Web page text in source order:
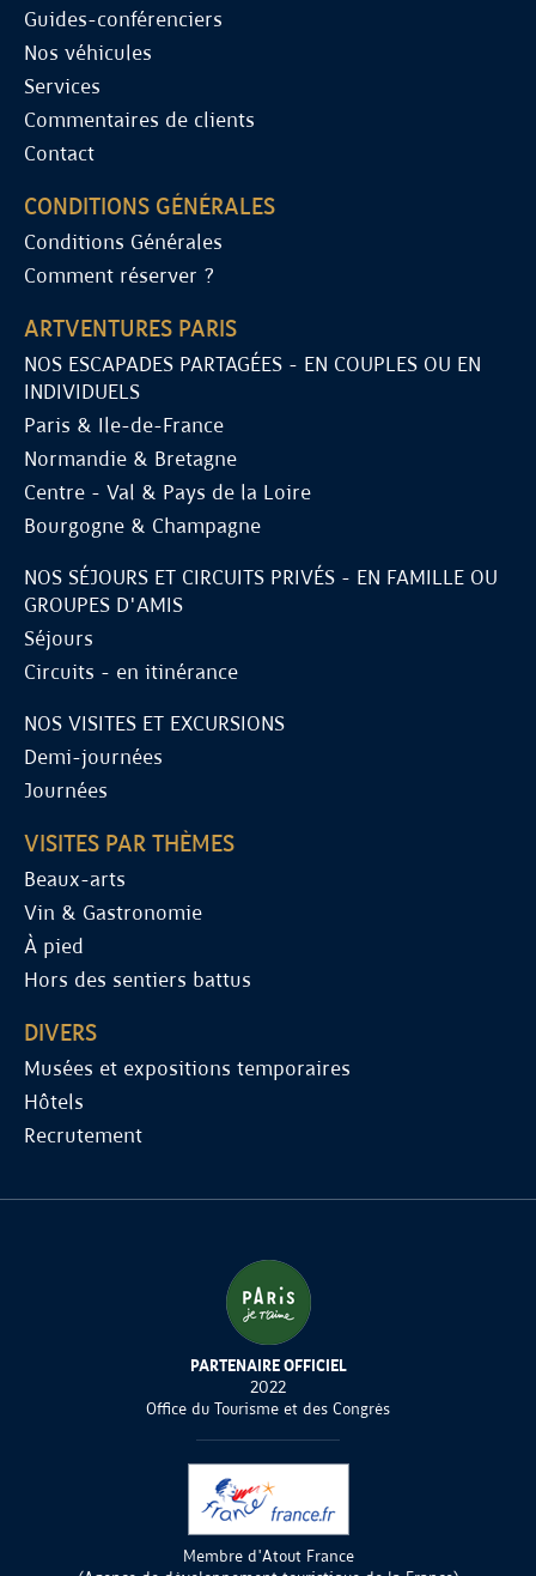
Guides-conférenciers
Nos véhicules
Services
Commentaires de clients
Contact
CONDITIONS GÉNÉRALES
Conditions Générales
Comment réserver ?
ARTVENTURES PARIS
NOS ESCAPADES PARTAGÉES - EN COUPLES OU EN
INDIVIDUELS
Paris & Ile-de-France
Normandie & Bretagne
Centre - Val & Pays de la Loire
Bourgogne & Champagne
NOS SÉJOURS ET CIRCUITS PRIVÉS - EN FAMILLE OU
GROUPES D'AMIS
Séjours
Circuits - en itinérance
NOS VISITES ET EXCURSIONS
Demi-journées
Journées
VISITES PAR THÈMES
Beaux-arts
Vin & Gastronomie
À pied
Hors des sentiers battus
DIVERS
Musées et expositions temporaires
Hôtels
Recrutement
PARTENAIRE OFFICIEL
2022
Office du Tourisme et des Congrès
Membre d'Atout France